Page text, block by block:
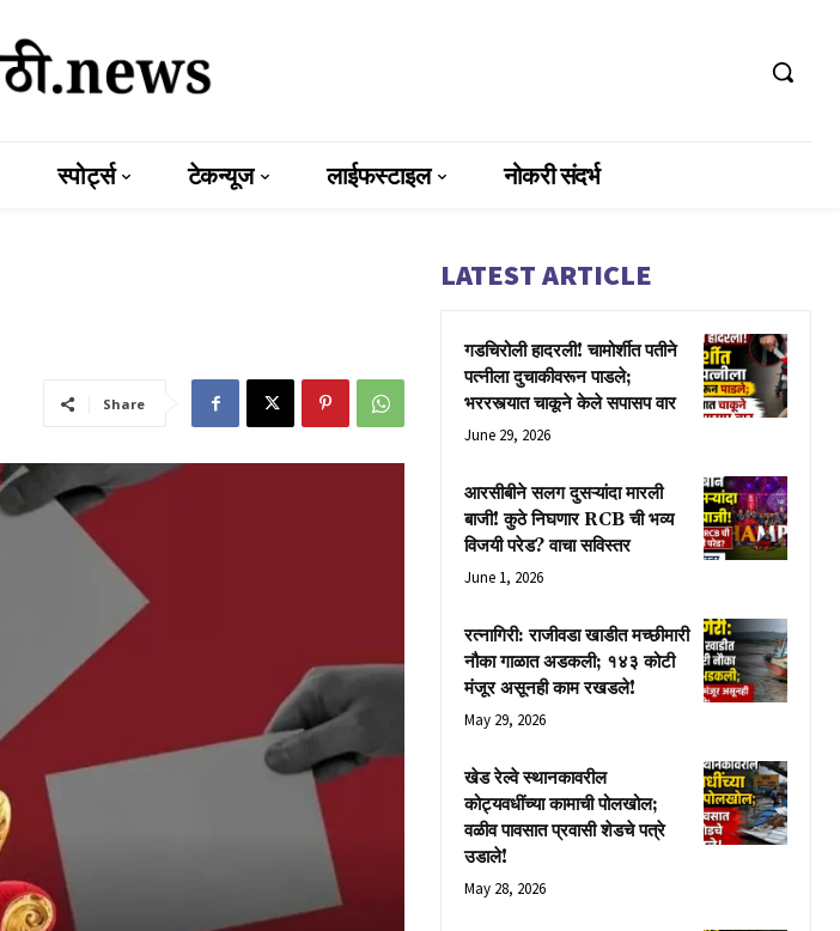
स्पोर्ट्स टेकन्यूज लाईफस्टाइल नोकरी संदर्भ
Share
LATEST ARTICLE
गडचिरोली हादरली! चामोर्शीत पतीने
पत्नीला दुचाकीवरून पाडले;
भररस्त्यात चाकूने केले सपासप वार
June 29, 2026
आरसीबीने सलग दुसऱ्यांदा मारली
बाजी! कुठे निघणार RCB ची भव्य
विजयी परेड? वाचा सविस्तर
June 1, 2026
रत्नागिरी: राजीवडा खाडीत मच्छीमारी
नौका गाळात अडकली; १४३ कोटी
मंजूर असूनही काम रखडले!
May 29, 2026
खेड रेल्वे स्थानकावरील
कोट्यवधींच्या कामाची पोलखोल;
वळीव पावसात प्रवासी शेडचे पत्रे
उडाले!
May 28, 2026